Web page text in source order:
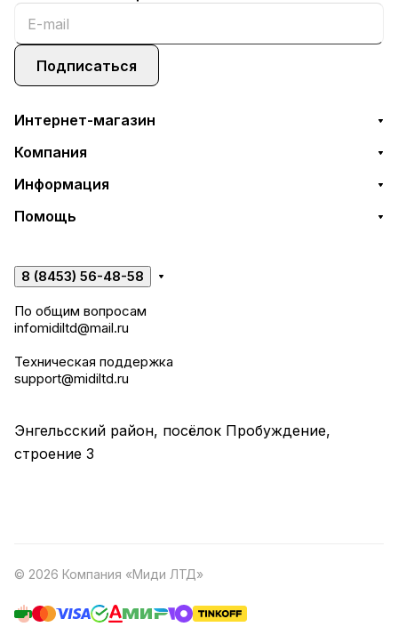
Подписаться
Интернет-магазин
Компания
Информация
Помощь
8 (8453) 56-48-58
По общим вопросам
infomidiltd@mail.ru
Техническая поддержка
support@midiltd.ru
Энгельсский район, посёлок Пробуждение,
строение 3
© 2026 Компания «Миди ЛТД»